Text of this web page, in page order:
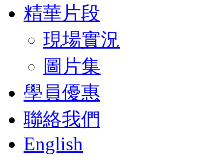
精華片段
現場實況
圖片集
學員優惠
聯絡我們
English